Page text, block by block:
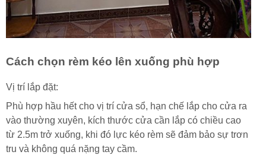
Cách chọn rèm kéo lên xuống phù hợp
Vị trí lắp đặt:
Phù hợp hầu hết cho vị trí cửa sổ, hạn chế lắp cho cửa ra
vào thường xuyên, kích thước cửa cần lắp có chiều cao
từ 2.5m trở xuống, khi đó lực kéo rèm sẽ đảm bảo sự trơn
tru và không quá nặng tay cầm.